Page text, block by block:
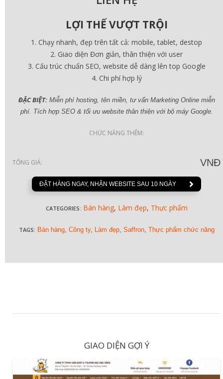
LỢI THẾ VƯỢT TRỘI
Chạy nhanh, đẹp trên tất cả: mobile, tablet, destop
Giao diện Đơn giản, thân thiện với user
Cấu trúc chuẩn SEO, website dễ dàng lên top Google
Chi phí hợp lý
ĐẶC BIỆT:Miễn phí hosting, tên miền, tư vấn Marketing Online miễn
phí. Tích hợp SEO & tối ưu website thân thiện với bộ máy Google.
CHỨC NĂNG THÊM:
TỔNG GIÁ: VNĐ
ĐẶT HÀNG NGAY, NHẬN WEBSITE SAU 10 NGÀY
CATEGORIES: Bán hàng, Làm đẹp, Thực phẩm
TAGS: Bán hàng, Công ty, Làm đẹp, Saffron, Thực phẩm chức năng
GIAO DIỆN GỢI Ý